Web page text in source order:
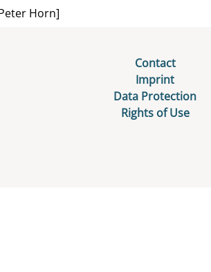
Horn]
Contact
Imprint
Data Protection
Rights of Use